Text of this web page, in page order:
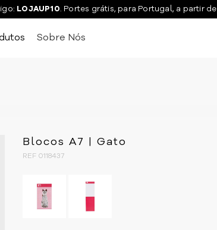
LOJAUP10 . Portes grátis, para Portugal, a partir de
Sobre Nós
Blocos A7 | Gato
REF 0118437